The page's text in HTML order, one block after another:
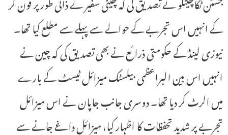
کے انہیں اس تجربے کے حوالے سے پہلے سے مطلع کیا تھا۔
نیوزی لینڈ کے حکومتی ذرائع نے بھی تصدیق کی کہ چین نے
انہیں اس بین البراعظمی بیلسٹک میزائل ٹیسٹ کے بارے
میں الرٹ کر دیا تھا۔ دوسری جانب جاپان نے اس میزائل
تجربے پر شدید تحفظات کا اظہار کیا، میزائل داغے جانے سے